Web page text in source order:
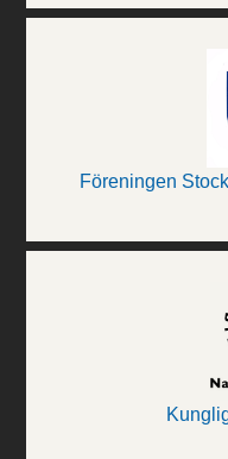
Föreningen